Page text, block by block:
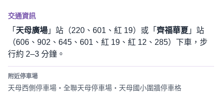
交通資訊
「 天母廣場 」站（220、601、紅 19）或「 齊福華夏 」站
（606、902、645、601、紅 19、紅 12、285）下車，步
行約 2–3 分鐘。
附近停車場
天母西側停車場・全聯天母停車場・天母國小圍牆停車格